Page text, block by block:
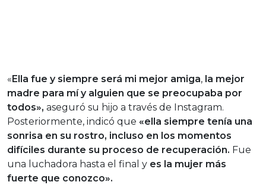
« Ella fue y siempre será mi mejor amiga, la mejor
madre para mí y alguien que se preocupaba por
todos», aseguró su hijo a través de Instagram.
Posteriormente, indicó que «ella siempre tenía una
sonrisa en su rostro, incluso en los momentos
difíciles durante su proceso de recuperación. Fue
una luchadora hasta el final y es la mujer más
fuerte que conozco».